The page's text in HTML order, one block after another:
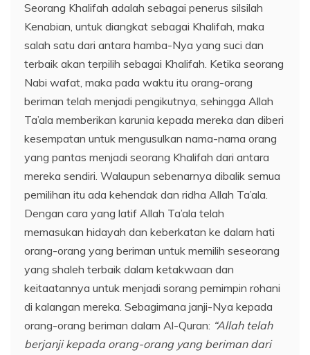
Seorang Khalifah adalah sebagai penerus silsilah
Kenabian, untuk diangkat sebagai Khalifah, maka
salah satu dari antara hamba-Nya yang suci dan
terbaik akan terpilih sebagai Khalifah. Ketika seorang
Nabi wafat, maka pada waktu itu orang-orang
beriman telah menjadi pengikutnya, sehingga Allah
Ta’ala memberikan karunia kepada mereka dan diberi
kesempatan untuk mengusulkan nama-nama orang
yang pantas menjadi seorang Khalifah dari antara
mereka sendiri. Walaupun sebenarnya dibalik semua
pemilihan itu ada kehendak dan ridha Allah Ta’ala.
Dengan cara yang latif Allah Ta’ala telah
memasukan hidayah dan keberkatan ke dalam hati
orang-orang yang beriman untuk memilih seseorang
yang shaleh terbaik dalam ketakwaan dan
keitaatannya untuk menjadi sorang pemimpin rohani
di kalangan mereka. Sebagimana janji-Nya kepada
orang-orang beriman dalam Al-Quran: “Allah telah
berjanji kepada orang-orang yang beriman dari